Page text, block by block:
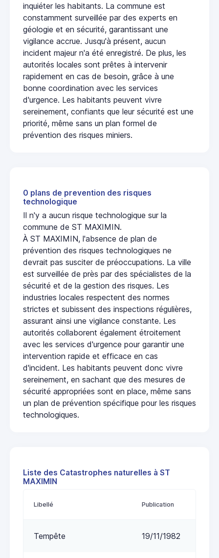
inquiéter les habitants. La commune est
constamment surveillée par des experts en
géologie et en sécurité, garantissant une
vigilance accrue. Jusqu'à présent, aucun
incident majeur n'a été enregistré. De plus, les
autorités locales sont prêtes à intervenir
rapidement en cas de besoin, grâce à une
bonne coordination avec les services
d'urgence. Les habitants peuvent vivre
sereinement, confiants que leur sécurité est une
priorité, même sans un plan formel de
prévention des risques miniers.
0 plans de prevention des risques
technologique
Il n'y a aucun risque technologique sur la
commune de ST MAXIMIN.
À ST MAXIMIN, l'absence de plan de
prévention des risques technologiques ne
devrait pas susciter de préoccupations. La ville
est surveillée de près par des spécialistes de la
sécurité et de la gestion des risques. Les
industries locales respectent des normes
strictes et subissent des inspections régulières,
assurant ainsi une vigilance constante. Les
autorités collaborent également étroitement
avec les services d'urgence pour garantir une
intervention rapide et efficace en cas
d'incident. Les habitants peuvent donc vivre
sereinement, en sachant que des mesures de
sécurité appropriées sont en place, même sans
un plan de prévention spécifique pour les risques
technologiques.
Liste des Catastrophes naturelles à ST
MAXIMIN
Libellé Publication
Tempête 19/11/1982